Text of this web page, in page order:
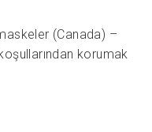
(Canada) –
korumak